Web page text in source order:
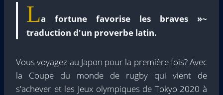
La fortune favorise les braves »~
traduction d'un proverbe latin.
Vous voyagez au Japon pour la première fois? Avec
la Coupe du monde de rugby qui vient de
s'achever et les Jeux olympiques de Tokyo 2020 à